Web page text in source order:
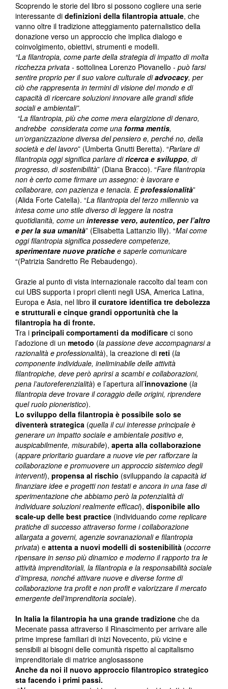
Scoprendo le storie del libro si possono cogliere una serie
interessante di definizioni della filantropia attuale, che
vanno oltre il tradizione atteggiamento paternalistico della
donazione verso un approccio che implica dialogo e
coinvolgimento, obiettivi, strumenti e modelli.
“La filantropia, come parte della strategia di impatto di molta
ricchezza privata - sottolinea Lorenzo Piovanello - può farsi
sentire proprio per il suo valore culturale diadvocacy, per
ciò che rappresenta in termini di visione del mondo e di
capacità di ricercare soluzioni innovare alle grandi sfide
sociali e ambientali”.
“La filantropia, più che come mera elargizione di denaro,
andrebbe considerata come una forma mentis,
un’organizzazione diversa del pensiero e, perché no, della
società e del lavoro” (Umberta Gnutti Beretta). “Parlare di
filantropia oggi significa parlare diricerca e sviluppo, di
progresso, di sostenibilità” (Diana Bracco). “Fare filantropia
non è certo come firmare un assegno: è lavorare e
collaborare, con pazienza e tenacia. Eprofessionalità”
(Alida Forte Catella). “La filantropia del terzo millennio va
intesa come uno stile diverso di leggere la nostra
quotidianità, come un interesse vero, autentico, per l’altro
e per la sua umanità” (Elisabetta Lattanzio Illy). “Mai come
oggi filantropia significa possedere competenze,
sperimentare nuove pratiche e saperle comunicare
“(Patrizia Sandretto Re Rebaudengo).
Grazie al punto di vista internazionale raccolto dal team con
cui UBS supporta i propri clienti negli USA, America Latina,
Europa e Asia, nel libro il curatore identifica tre debolezza
e strutturali e cinque grandi opportunità che la
filantropia ha di fronte.
Tra i principali comportamenti da modificare ci sono
l’adozione di un metodo (la passione deve accompagnarsi a
razionalità e professionalità), la creazione di reti (la
componente individuale, ineliminabile delle attività
filantropiche, deve però aprirsi a scambi e collaborazioni,
pena l’autoreferenzialità) e l’apertura all’innovazione (la
filantropia deve trovare il coraggio delle origini, riprendere
quel ruolo pioneristico).
Lo sviluppo della filantropia è possibile solo se
diventerà strategica (quella il cui interesse principale è
generare un impatto sociale e ambientale positivo e,
auspicabilmente, misurabile), aperta alla collaborazione
(appare prioritario guardare a nuove vie per rafforzare la
collaborazione e promuovere un approccio sistemico degli
interventi), propensa al rischio (sviluppando la capacità id
finanziare idee e progetti non testati e ancora in una fase di
sperimentazione che abbiamo però la potenzialità di
individuare soluzioni realmente efficaci), disponibile allo
scale-up delle best practice (individuando come replicare
pratiche di successo attraverso forme i collaborazione
allargata a governi, agenzie sovranazionali e filantropia
privata) e attenta a nuovi modelli di sostenibilità (occorre
ripensare in senso più dinamico e moderno il rapporto tra le
attività imprenditoriali, la filantropia e la responsabilità sociale
d’impresa, nonché attivare nuove e diverse forme di
collaborazione tra profit e non profit e valorizzare il mercato
emergente dell’imprenditoria sociale).
In Italia la filantropia ha una grande tradizione che da
Mecenate passa attraverso il Rinascimento per arrivare alle
prime imprese familiari di inizi Novecento, più vicine e
sensibili ai bisogni delle comunità rispetto al capitalismo
imprenditoriale di matrice anglosassone
Anche da noi il nuovo approccio filantropico strategico
sta facendo i primi passi.